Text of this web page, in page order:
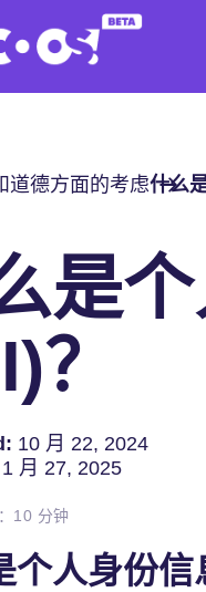
道德方面的考虑什么
是
？
10 月 22, 2024
1 月 27, 2025
10 分钟
个人身份信